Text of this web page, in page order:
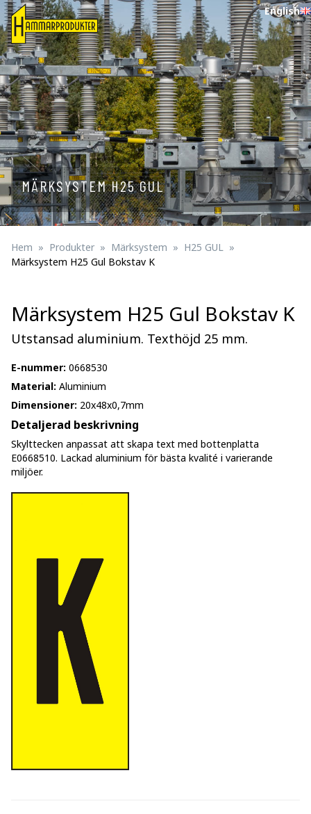
English
MÄRKSYSTEM H25 GUL
Hem Produkter Märksystem
H25 GUL
Märksystem H25 Gul Bokstav K
Märksystem H25 Gul Bokstav K
Utstansad aluminium. Texthöjd 25 mm.
E-nummer: 0668530
Material: Aluminium
Dimensioner: 20x48x0,7mm
Detaljerad beskrivning
Skylttecken anpassat att skapa text med bottenplatta
E0668510. Lackad aluminium för bästa kvalité i varierande
miljöer.